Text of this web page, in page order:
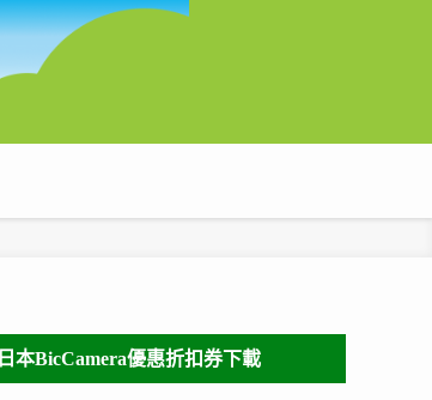
日本BicCamera優惠折扣券下載